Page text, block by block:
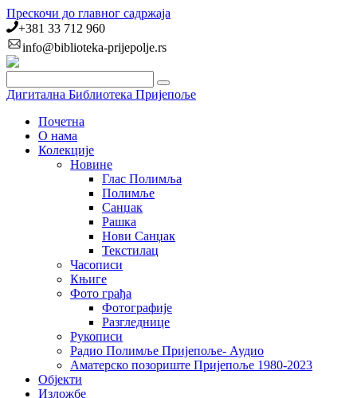
Прескочи до главног садржаја
+381 33 712 960
info@biblioteka-prijepolje.rs
Дигитална Библиотека Пријепоље
Почетна
О нама
Колекције
Новине
Глас Полимља
Полимље
Санџак
Рашка
Нови Санџак
Текстилац
Часописи
Књиге
Фото грађа
Фотографије
Разгледнице
Рукописи
Радио Полимље Пријепоље- Аудио
Аматерско позориште Пријепоље 1980-2023
Објекти
Изложбе